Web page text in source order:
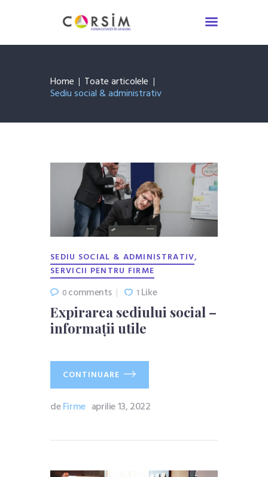
Home Toate articolele
Sediu social & administrativ
Servicii Consultanță
De știut
SEDIU SOCIAL & ADMINISTRATIV,
SERVICII PENTRU FIRME
0comments 1 Like
Expirarea sediului social –
informații utile
CONTINUARE
deFirme aprilie 13, 2022